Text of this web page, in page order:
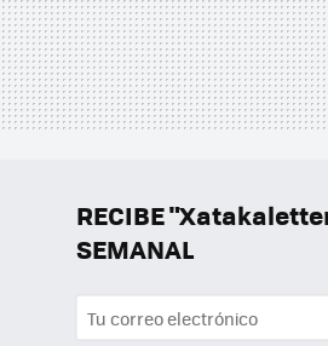
RECIBE
SEMANAL